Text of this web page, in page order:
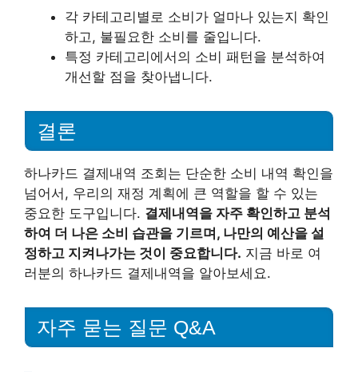
각 카테고리별로 소비가 얼마나 있는지 확인
하고, 불필요한 소비를 줄입니다.
특정 카테고리에서의 소비 패턴을 분석하여
개선할 점을 찾아냅니다.
결론
하나카드 결제내역 조회는 단순한 소비 내역 확인을
넘어서, 우리의 재정 계획에 큰 역할을 할 수 있는
중요한 도구입니다. 결제내역을 자주 확인하고 분석
하여 더 나은 소비 습관을 기르며, 나만의 예산을 설
정하고 지켜나가는 것이 중요합니다. 지금 바로 여
러분의 하나카드 결제내역을 알아보세요.
자주 묻는 질문 Q&A